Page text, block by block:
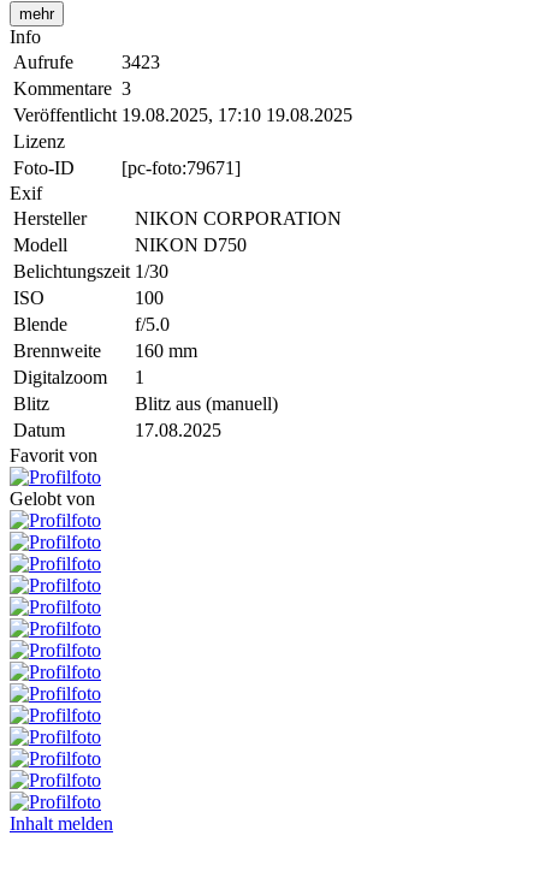
mehr
Info
Aufrufe
3423
Kommentare 3
Veröffentlicht 19.08.2025, 17:10 19.08.2025
Lizenz
Foto-ID
[pc-foto:79671]
Exif
Hersteller
NIKON CORPORATION
Modell
NIKON D750
Belichtungszeit 1/30
ISO
100
Blende
f/5.0
Brennweite
160 mm
Digitalzoom
1
Blitz
Blitz aus (manuell)
Datum
17.08.2025
Favorit von
Gelobt von
Inhalt melden